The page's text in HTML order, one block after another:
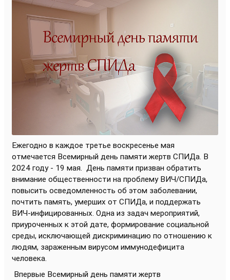
Ежегодно в каждое третье воскресенье мая
отмечается Всемирный день памяти жертв СПИДа. В
2024 году - 19 мая. День памяти призван обратить
внимание общественности на проблему ВИЧ/СПИДа,
повысить осведомленность об этом заболевании,
почтить память, умерших от СПИДа, и поддержать
ВИЧ-инфицированных. Одна из задач мероприятий,
приуроченных к этой дате, формирование социальной
среды, исключающей дискриминацию по отношению к
людям, зараженным вирусом иммунодефицита
человека.
Впервые Всемирный день памяти жертв